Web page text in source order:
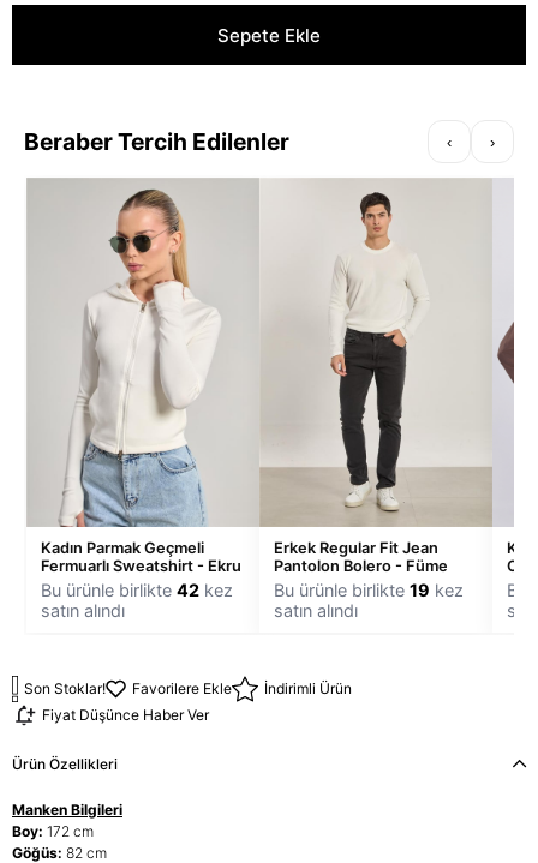
Beraber Tercih Edilenler ‹ ›
Kadın Parmak Geçmeli
Fermuarlı Sweatshirt - Ekru
Bu ürünle birlikte 42 kez
satın alındı
Erkek Regular Fit Jean
Pantolon Bolero - Füme
Bu ürünle birlikte 19 kez
satın alındı
Bu
Son Stoklar! Favorilere Ekle
İndirimli Ürün
Fiyat Düşünce Haber Ver
Ürün Özellikleri
Manken Bilgileri
Boy: 172 cm
Göğüs: 82 cm